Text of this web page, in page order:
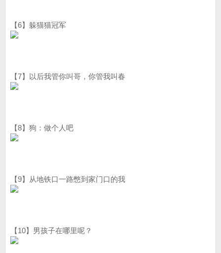
【6】躲猫猫冠军
【7】以后我管你叫哥，你管我叫春
【8】狗：做个人吧
【9】从地铁口一路憋到家门口的我
【10】男孩子在哪里呢？